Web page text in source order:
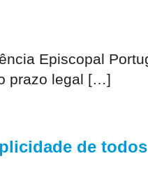
Episcopal
prazo legal […]
de todos